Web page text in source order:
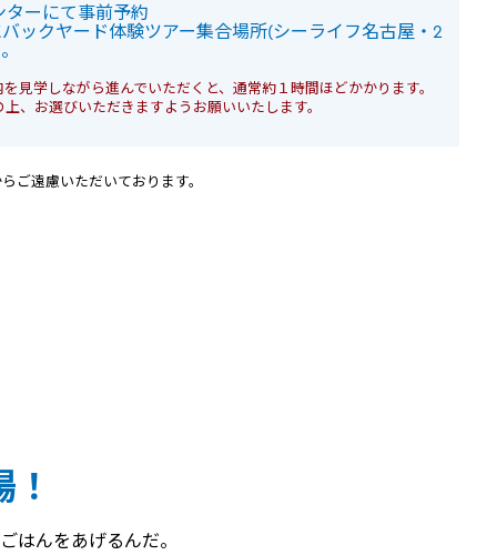
ターにて事前予約
ックヤード体験ツアー集合場所(シーライフ名古屋・2
見学しながら進んでいただくと、通常約１時間ほどかかります。
、お選びいただきますようお願いいたします。
ご遠慮いただいております。
はんをあげるんだ。